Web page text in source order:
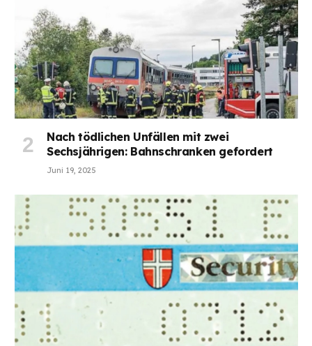
Nach tödlichen Unfällen mit zwei
Sechsjährigen: Bahnschranken gefordert
Juni 19, 2025